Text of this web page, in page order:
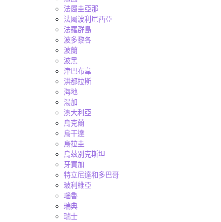
法屬圭亞那
法屬波利尼西亞
法羅群島
波多黎各
波蘭
波黑
津巴布韋
洪都拉斯
海地
湯加
澳大利亞
烏克蘭
烏干達
烏拉圭
烏茲別克斯坦
牙買加
特立尼達和多巴哥
玻利維亞
瑙魯
瑞典
瑞士